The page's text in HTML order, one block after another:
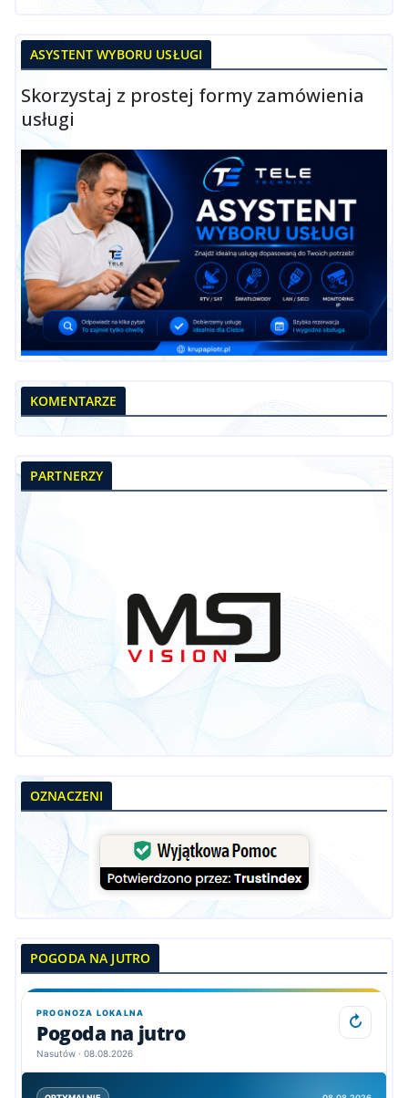
ASYSTENT WYBORU USŁUGI
Skorzystaj z prostej formy zamówienia
usługi
KOMENTARZE
PARTNERZY
OZNACZENI
POGODA NA JUTRO
PROGNOZA LOKALNA
Pogoda na jutro
Nasutów · 08.08.2026
↻